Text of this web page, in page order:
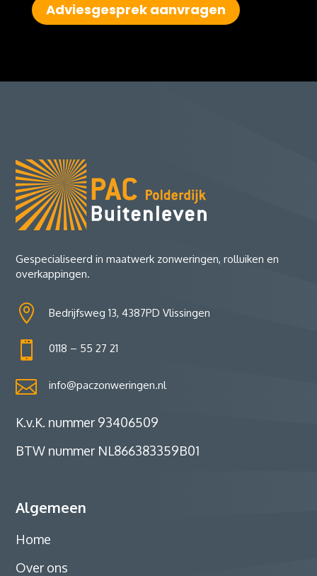
Adviesgesprek aanvragen
Gespecialiseerd in maatwerk zonweringen, rolluiken en
overkappingen.
 Bedrijfsweg 13, 4387PD Vlissingen
 0118 – 55 27 21
 info@paczonweringen.nl
K.v.K. nummer 93406509
BTW nummer NL866383359B01
Algemeen
Home
Over ons